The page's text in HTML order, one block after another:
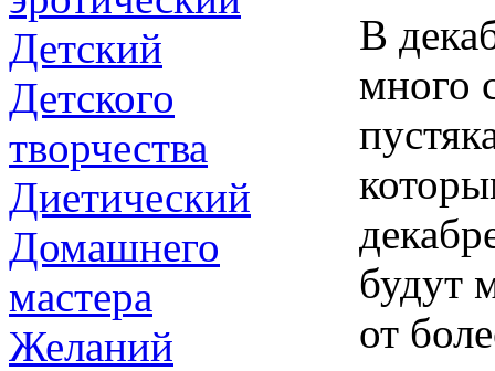
Детский
Детского
творчества
Диетический
Домашнего
мастера
Желаний
В
много
будут
от